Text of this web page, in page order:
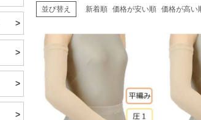
並び替え 新着順 価格が安い順 価格が高い